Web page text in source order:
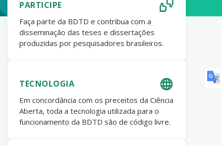
PARTICIPE
Faça parte da BDTD e contribua com a
disseminação das teses e dissertações
produzidas por pesquisadores brasileiros.
TECNOLOGIA
Em concordância com os preceitos da Ciência
Aberta, toda a tecnologia utilizada para o
funcionamento da BDTD são de código livre.